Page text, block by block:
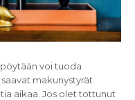
voi tuoda
makunystyrät
aikaa. Jos olet tottunut